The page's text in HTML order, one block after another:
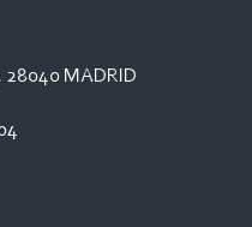
28040 MADRID